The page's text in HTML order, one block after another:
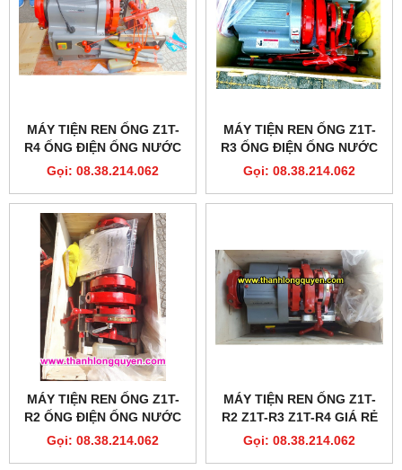
MÁY TIỆN REN ỐNG Z1T-
R4 ỐNG ĐIỆN ỐNG NƯỚC
Gọi: 08.38.214.062
MÁY TIỆN REN ỐNG Z1T-
R3 ỐNG ĐIỆN ỐNG NƯỚC
Gọi: 08.38.214.062
MÁY TIỆN REN ỐNG Z1T-
R2 ỐNG ĐIỆN ỐNG NƯỚC
Gọi: 08.38.214.062
MÁY TIỆN REN ỐNG Z1T-
R2 Z1T-R3 Z1T-R4 GIÁ RẺ
Gọi: 08.38.214.062